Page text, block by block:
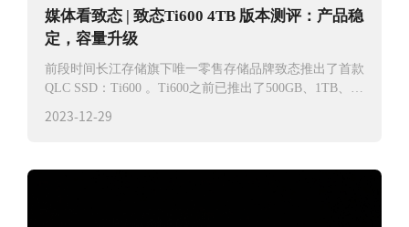
媒体看致态 | 致态Ti600 4TB 版本测评：产品稳
定，容量升级
前段时间长江存储旗下唯一零售存储品牌致态推出了首款
QLC SSD：Ti600 。Ti600之前已推出了500GB、1TB、
2023-12-29